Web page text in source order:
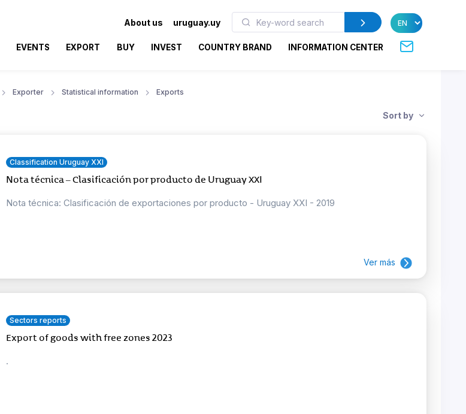
About us uruguay.uy
EVENTS EXPORT BUY INVEST COUNTRY BRAND INFORMATION CENTER
Exporter Statistical information Exports
Sort by
Classification Uruguay XXI
Nota técnica – Clasificación por producto de Uruguay XXI
Nota técnica: Clasificación de exportaciones por producto - Uruguay XXI - 2019
Ver más
Sectors reports
Export of goods with free zones 2023
.